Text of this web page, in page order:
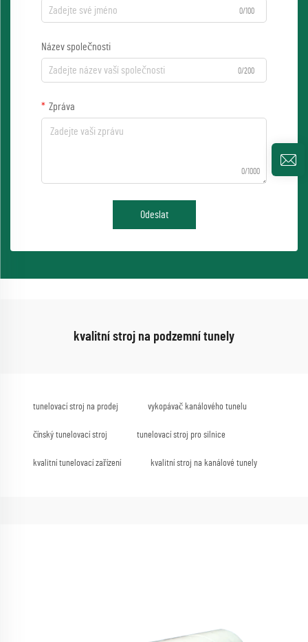
0/100
Název společnosti
0/200
Zpráva
0/1000
Odeslat
kvalitní stroj na podzemní tunely
tunelovací stroj na prodej vykopávač kanálového tunelu
čínský tunelovací stroj tunelovací stroj pro silnice
kvalitní tunelovací zařízení kvalitní stroj na kanálové tunely